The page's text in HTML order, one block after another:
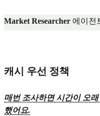
Market Researcher 에이전
캐시 우선 정책
매번 조사하면 시간이 오
했어요.